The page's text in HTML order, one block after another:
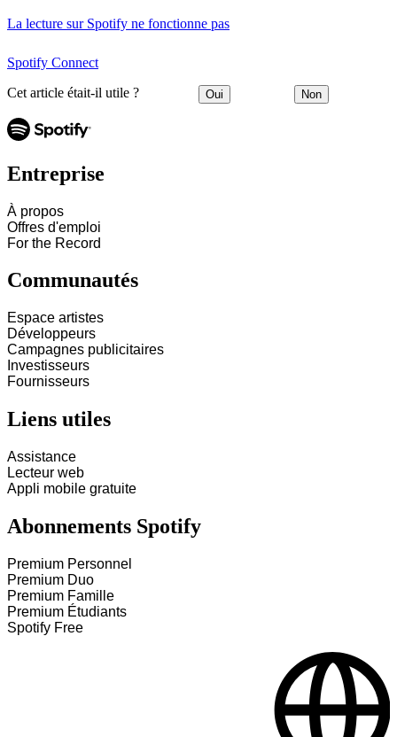
La lecture sur Spotify ne fonctionne pas
Spotify Connect
Cet article était-il utile ? Oui Non
Entreprise
À propos
Offres d'emploi
For the Record
Communautés
Espace artistes
Développeurs
Campagnes publicitaires
Investisseurs
Fournisseurs
Liens utiles
Assistance
Lecteur web
Appli mobile gratuite
Abonnements Spotify
Premium Personnel
Premium Duo
Premium Famille
Premium Étudiants
Spotify Free